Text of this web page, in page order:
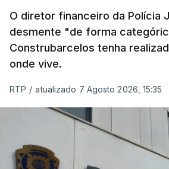
O diretor financeiro da Polícia
desmente "de forma
Construbarcelos tenha
onde vive.
RTP / atualizado 7 Agosto 2026, 15:35